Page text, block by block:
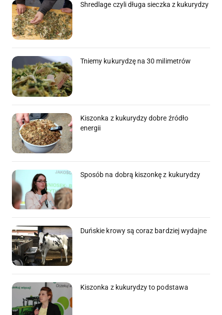
Shredlage czyli długa sieczka z kukurydzy
Tniemy kukurydzę na 30 milimetrów
Kiszonka z kukurydzy dobre źródło
energii
Sposób na dobrą kiszonkę z kukurydzy
Duńskie krowy są coraz bardziej wydajne
Kiszonka z kukurydzy to podstawa